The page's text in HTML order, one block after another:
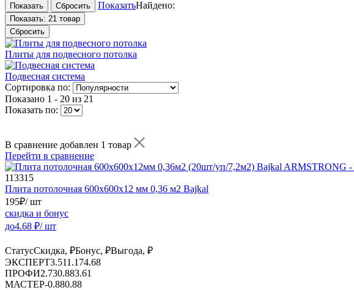
ПоказатьНайдено:
Показать: 21 товар
Сбросить
Плиты для подвесного потолка
Подвесная система
Сортировка по:
Показано 1 - 20 из 21
Показать по:
В сравнение добавлен 1 товар
Перейти в сравнение
113315
Плита потолочная 600х600х12 мм 0,36 м2 Bajkal
195₽/ шт
скидка и бонус
до4.68 ₽/ шт
СтатусСкидка, ₽Бонус, ₽Выгода, ₽
ЭКСПЕРТ3.511.174.68
ПРОФИ2.730.883.61
МАСТЕР-0.880.88